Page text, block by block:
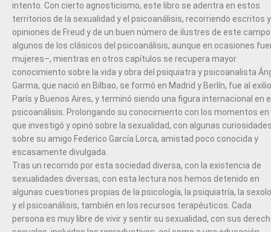
intento. Con cierto agnosticismo, este libro se adentra en estos
territorios de la sexualidad y el psicoanálisis, recorriendo escritos y
opiniones de Freud y de un buen número de ilustres de este
algunos de los clásicos del psicoanálisis, aunque en ocasiones
mujeres–, mientras en otros capítulos se recupera mayor
conocimiento sobre la vida y obra del psiquiatra y psicoanalista
Garma, que nació en Bilbao, se formó en Madrid y Berlín, fue al
París y Buenos Aires, y terminó siendo una figura internacional en
psicoanálisis. Prolongando su conocimiento con los momentos en
que investigó y opinó sobre la sexualidad, con algunas
sobre su amigo Federico García Lorca, amistad poco conocida y
escasamente divulgada.
Tras un recorrido por esta sociedad diversa, con la existencia de
sexualidades diversas, con esta lectura nos hemos detenido en
algunas cuestiones propias de la psicología, la psiquiatría, la
y el psicoanálisis, también en los recursos terapéuticos. Cada
persona es muy libre de vivir y sentir su sexualidad, con sus